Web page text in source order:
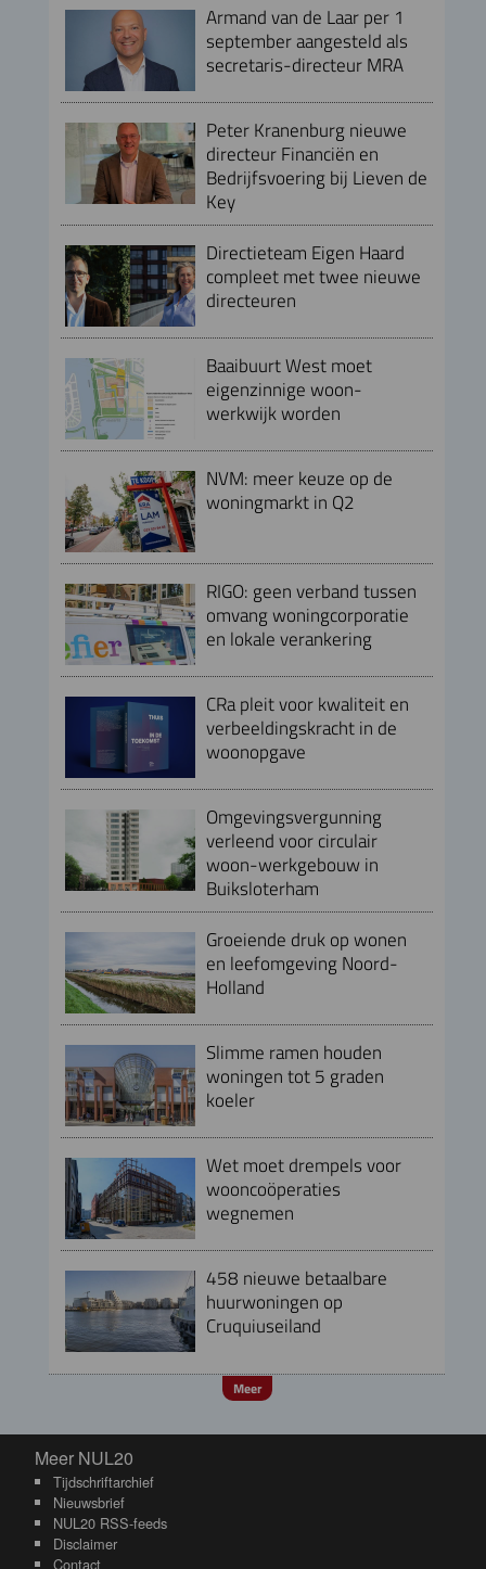
Armand van de Laar per 1
september aangesteld als
secretaris-directeur MRA
Peter Kranenburg nieuwe
directeur Financiën en
Bedrijfsvoering bij Lieven de
Key
Directieteam Eigen Haard
compleet met twee nieuwe
directeuren
Baaibuurt West moet
eigenzinnige woon-
werkwijk worden
NVM: meer keuze op de
woningmarkt in Q2
RIGO: geen verband tussen
omvang woningcorporatie
en lokale verankering
CRa pleit voor kwaliteit en
verbeeldingskracht in de
woonopgave
Omgevingsvergunning
verleend voor circulair
woon-werkgebouw in
Buiksloterham
Groeiende druk op wonen
en leefomgeving Noord-
Holland
Slimme ramen houden
woningen tot 5 graden
koeler
Wet moet drempels voor
wooncoöperaties
wegnemen
458 nieuwe betaalbare
huurwoningen op
Cruquiuseiland
Meer
Meer NUL20
Meer NUL20
Tijdschriftarchief
Nieuwsbrief
NUL20 RSS-feeds
Disclaimer
Contact